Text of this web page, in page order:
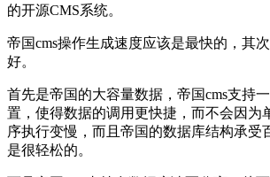
的开源CMS系统。
帝国cms操作生成速度应该是最快的，其
好。
首先是帝国的大容量数据，帝国cms支持
置，使得数据的调用更快捷，而不会因为
序执行变慢，而且帝国的数据库结构承受
是很轻松的。